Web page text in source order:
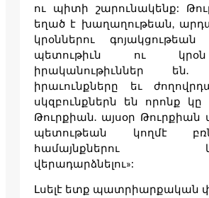
ու պիտի շարունակենք:
եղած է խաղաղութեան,
կրօններու
պետութիւն ու
իրականութիւններ են.
իրաւունքները եւ
սկզբունքներն են որոնք
Թուրքիան. այսօր
պետութեան կողմէ
համայնքներու
վերադարձնելու»:
Լսելէ ետք պատրիարքական